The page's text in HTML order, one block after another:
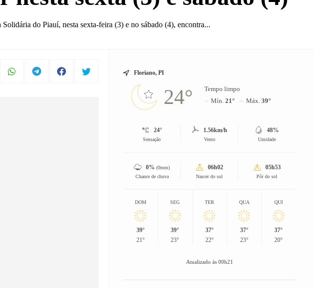
do Piauí, nesta sexta-feira (3) e no sábado (4), encontra...
Floriano, PI
24°
Tempo limpo
Mín.21° Máx.39°
24°
Sensação
1.56km/h
Vento
48%
Umidade
0%(0mm)
Chance de chuva
06h02
Nascer do sol
05h53
Pôr do sol
DOM
39°
21°
SEG
39°
23°
TER
37°
22°
QUA
37°
23°
QUI
37°
20°
Atualizado às 00h21